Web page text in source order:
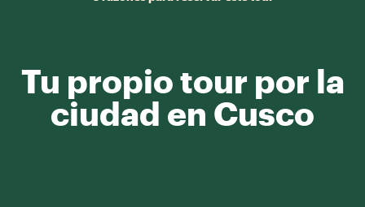
Tu propio tour por la
ciudad en Cusco